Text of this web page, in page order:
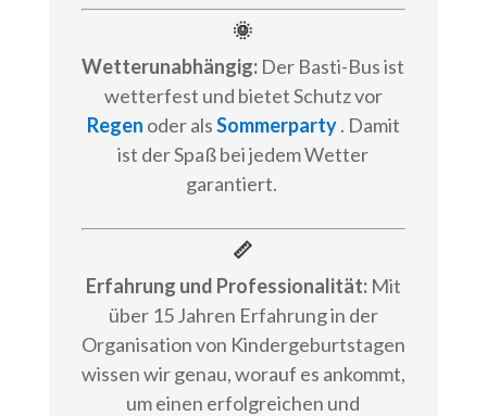
🌞
Wetterunabhängig: Der Basti-Bus ist
wetterfest und bietet Schutz vor
Regen oder alsSommerparty. Damit
ist der Spaß bei jedem Wetter
garantiert.
📏
Erfahrung und Professionalität:Mit
über 15 Jahren Erfahrung in der
Organisation von Kindergeburtstagen
wissen wir genau, worauf es ankommt,
um einen erfolgreichen und